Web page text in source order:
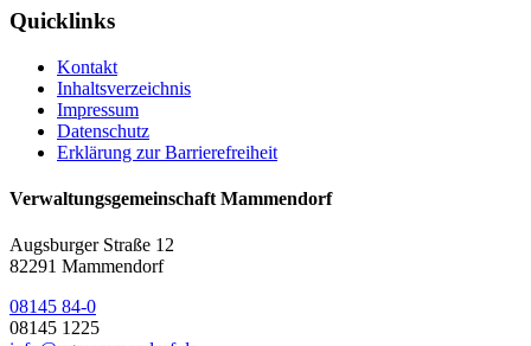
Quicklinks
Kontakt
Inhaltsverzeichnis
Impressum
Datenschutz
Erklärung zur Barrierefreiheit
Verwaltungsgemeinschaft Mammendorf
Augsburger Straße 12
82291 Mammendorf
08145 84-0
08145 1225